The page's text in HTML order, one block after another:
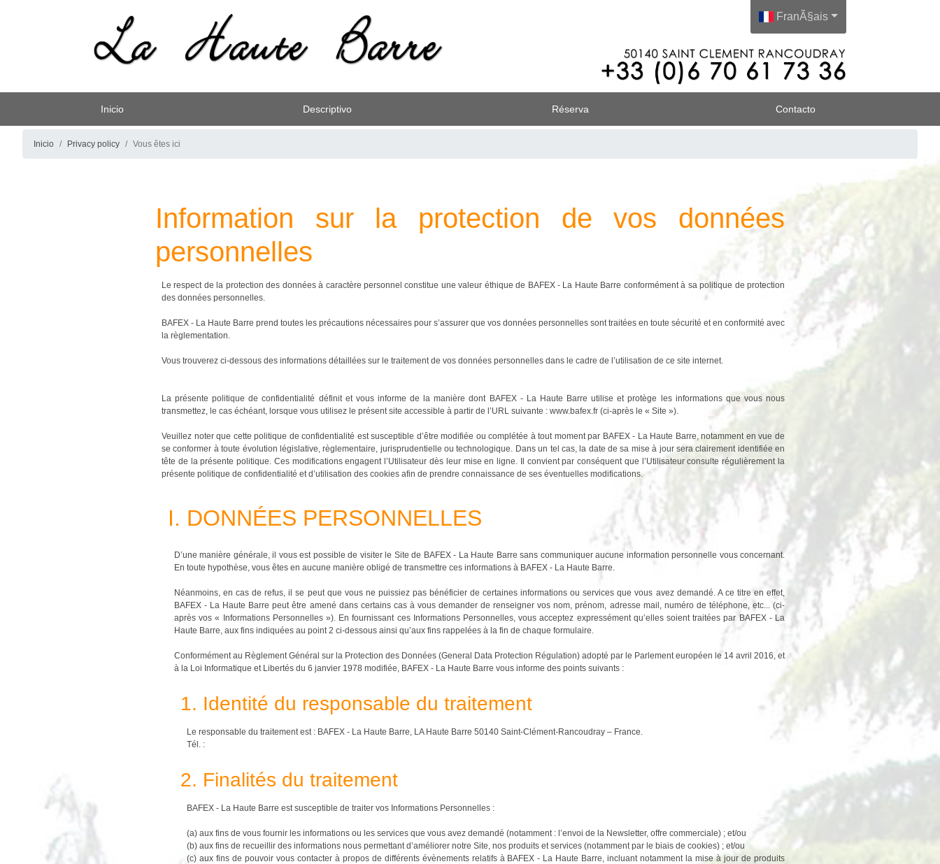
Inicio Descriptivo Réserva Contacto
FranÃ§ais
Inicio Privacy policy Vous êtes ici
Information sur la protection de vos données
personnelles
Le respect de la protection des données à caractère personnel constitue une valeur éthique de BAFEX - La Haute Barre conformément à sa politique de protection
des données personnelles.
BAFEX - La Haute Barre prend toutes les précautions nécessaires pour s’assurer que vos données personnelles sont traitées en toute sécurité et en conformité avec
la règlementation.
Vous trouverez ci-dessous des informations détaillées sur le traitement de vos données personnelles dans le cadre de l’utilisation de ce site internet.
La présente politique de confidentialité définit et vous informe de la manière dont BAFEX - La Haute Barre utilise et protège les informations que vous nous
transmettez, le cas échéant, lorsque vous utilisez le présent site accessible à partir de l’URL suivante : www.bafex.fr (ci-après le « Site »).
Veuillez noter que cette politique de confidentialité est susceptible d’être modifiée ou complétée à tout moment par BAFEX - La Haute Barre, notamment en vue de
se conformer à toute évolution législative, règlementaire, jurisprudentielle ou technologique. Dans un tel cas, la date de sa mise à jour sera clairement identifiée en
tête de la présente politique. Ces modifications engagent l’Utilisateur dès leur mise en ligne. Il convient par conséquent que l’Utilisateur consulte régulièrement la
présente politique de confidentialité et d’utilisation des cookies afin de prendre connaissance de ses éventuelles modifications.
I. DONNÉES PERSONNELLES
D’une manière générale, il vous est possible de visiter le Site de BAFEX - La Haute Barre sans communiquer aucune information personnelle vous concernant.
En toute hypothèse, vous êtes en aucune manière obligé de transmettre ces informations à BAFEX - La Haute Barre.
Néanmoins, en cas de refus, il se peut que vous ne puissiez pas bénéficier de certaines informations ou services que vous avez demandé. A ce titre en effet,
BAFEX - La Haute Barre peut être amené dans certains cas à vous demander de renseigner vos nom, prénom, adresse mail, numéro de téléphone, etc... (ci-
après vos « Informations Personnelles »). En fournissant ces Informations Personnelles, vous acceptez expressément qu’elles soient traitées par BAFEX - La
Haute Barre, aux fins indiquées au point 2 ci-dessous ainsi qu’aux fins rappelées à la fin de chaque formulaire.
Conformément au Règlement Général sur la Protection des Données (General Data Protection Régulation) adopté par le Parlement européen le 14 avril 2016, et
à la Loi Informatique et Libertés du 6 janvier 1978 modifiée, BAFEX - La Haute Barre vous informe des points suivants :
1. Identité du responsable du traitement
Le responsable du traitement est : BAFEX - La Haute Barre, LA Haute Barre 50140 Saint-Clément-Rancoudray – France.
Tél. :
2. Finalités du traitement
BAFEX - La Haute Barre est susceptible de traiter vos Informations Personnelles :
(a) aux fins de vous fournir les informations ou les services que vous avez demandé (notamment : l’envoi de la Newsletter, offre commerciale) ; et/ou
(b) aux fins de recueillir des informations nous permettant d’améliorer notre Site, nos produits et services (notamment par le biais de cookies) ; et/ou
(c) aux fins de pouvoir vous contacter à propos de différents évènements relatifs à BAFEX - La Haute Barre, incluant notamment la mise à jour de produits